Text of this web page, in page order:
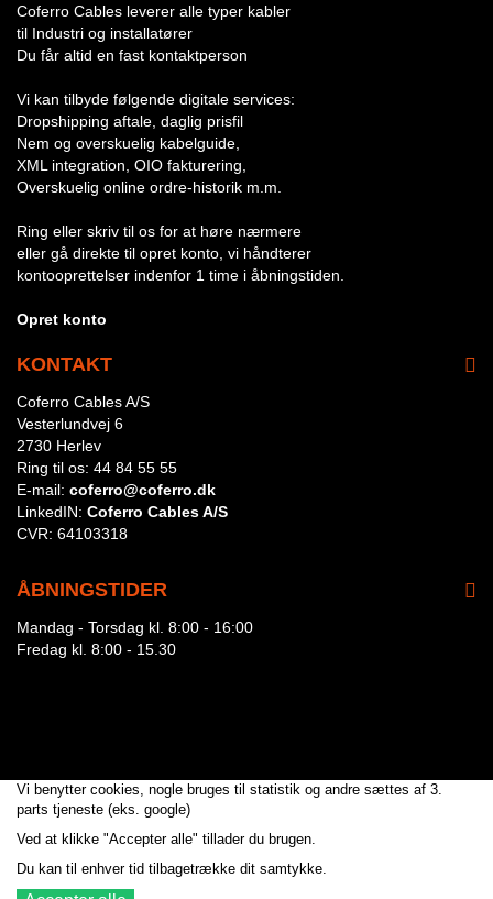
Coferro Cables leverer alle typer kabler
til Industri og installatører
Du får altid en fast kontaktperson
Vi kan tilbyde følgende digitale services:
Dropshipping aftale, daglig prisfil
Nem og overskuelig kabelguide,
XML integration, OIO fakturering,
Overskuelig online ordre-historik m.m.
Ring eller skriv til os for at høre nærmere
eller gå direkte til opret konto, vi håndterer
kontooprettelser indenfor 1 time i åbningstiden.
Opret konto
KONTAKT
Coferro Cables A/S
Vesterlundvej 6
2730 Herlev
Ring til os: 44 84 55 55
E-mail: coferro@coferro.dk
LinkedIN: Coferro Cables A/S
CVR: 64103318
ÅBNINGSTIDER
Mandag - Torsdag kl. 8:00 - 16:00
Fredag kl. 8:00 - 15.30
Vi benytter cookies, nogle bruges til statistik og andre sættes af 3.
parts tjeneste (eks. google)
Ved at klikke "Accepter alle" tillader du brugen.
Du kan til enhver tid tilbagetrække dit samtykke.